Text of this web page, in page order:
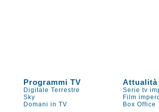
Programmi TV Attualità
Digitale Terrestre Serie tv
Sky Film
Domani in TV Box Office